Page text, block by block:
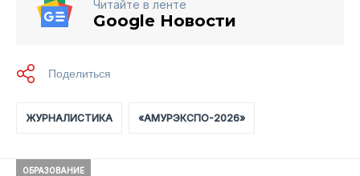
Читайте в ленте
Google Новости
ЖУРНАЛИСТИКА «АМУРЭКСПО-2026»
ОБРАЗОВАНИЕ